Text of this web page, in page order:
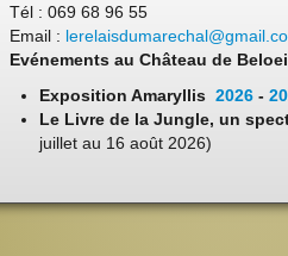
Tél : 069 68 96 55
Email :
Evénements au Château de
Exposition Amaryllis 2026 -
Le Livre de la Jungle, un
juillet au 16 août 2026)